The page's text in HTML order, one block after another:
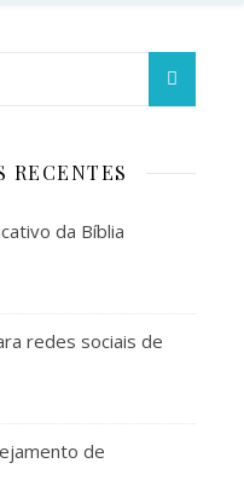
RECENTES
da Bíblia
redes sociais de
de